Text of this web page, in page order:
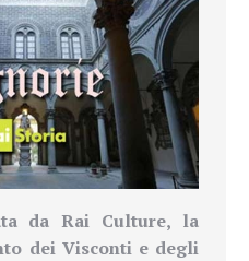
da Rai Culture, la
dei Visconti e degli